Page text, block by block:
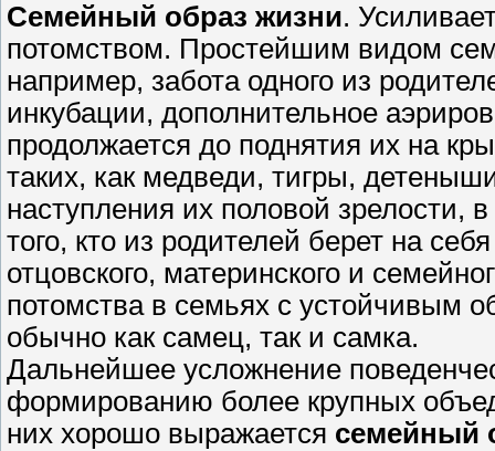
Семейный образ жизни.
потомством. Простейшим видом
например, забота одного из
инкубации, дополнительное
продолжается до поднятия их на
таких, как медведи, тигры,
наступления их половой зрелости,
того, кто из родителей берет на
отцовского, материнского и
потомства в семьях с устойчивым
обычно как самец, так и самка.
Дальнейшее усложнение
формированию более крупных
них хорошо выражается семейный